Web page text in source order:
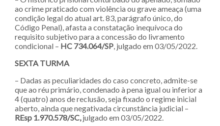
ao crime praticado com violência ou grave ameaça (uma
condição legal do atual art. 83, parágrafo único, do
Código Penal), afasta a constatação inequívoca do
requisito subjetivo para a concessão do livramento
condicional – HC 734.064/SP, julgado em 03/05/2022.
SEXTA TURMA
– Dadas as peculiaridades do caso concreto, admite-se
que ao réu primário, condenado à pena igual ou inferior a
4 (quatro) anos de reclusão, seja fixado o regime inicial
aberto, ainda que negativada circunstância judicial –
REsp 1.970.578/SC,julgado em 03/05/2022.